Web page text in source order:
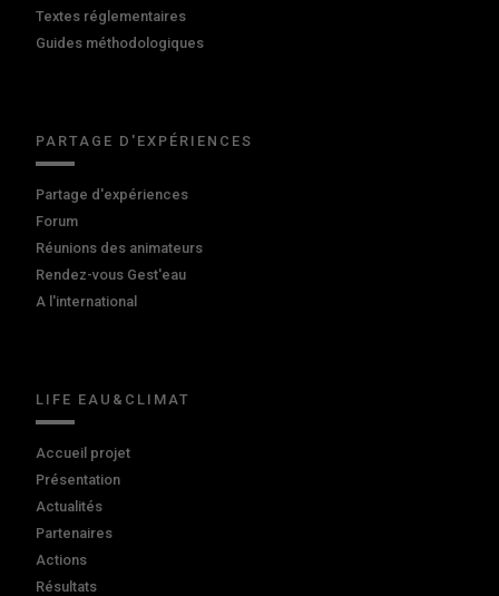
Textes réglementaires
Guides méthodologiques
PARTAGE D'EXPÉRIENCES
Partage d'expériences
Forum
Réunions des animateurs
Rendez-vous Gest'eau
A l'international
LIFE EAU&CLIMAT
Accueil projet
Présentation
Actualités
Partenaires
Actions
Résultats